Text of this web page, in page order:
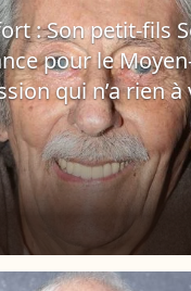
: Son petit-fils
pour le
qui n’a rien